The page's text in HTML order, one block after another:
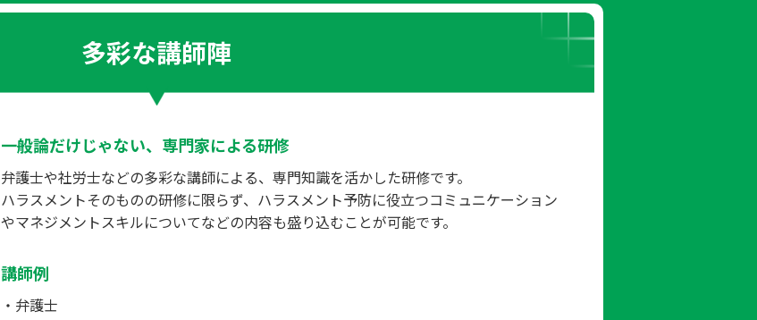
多彩な講師陣
一般論だけじゃない、専門家による研修
弁護士や社労士などの多彩な講師による、専門知識を活かした研修です。
ハラスメントそのものの研修に限らず、ハラスメント予防に役立つコミュニケーション
やマネジメントスキルについてなどの内容も盛り込むことが可能です。
講師例
弁護士